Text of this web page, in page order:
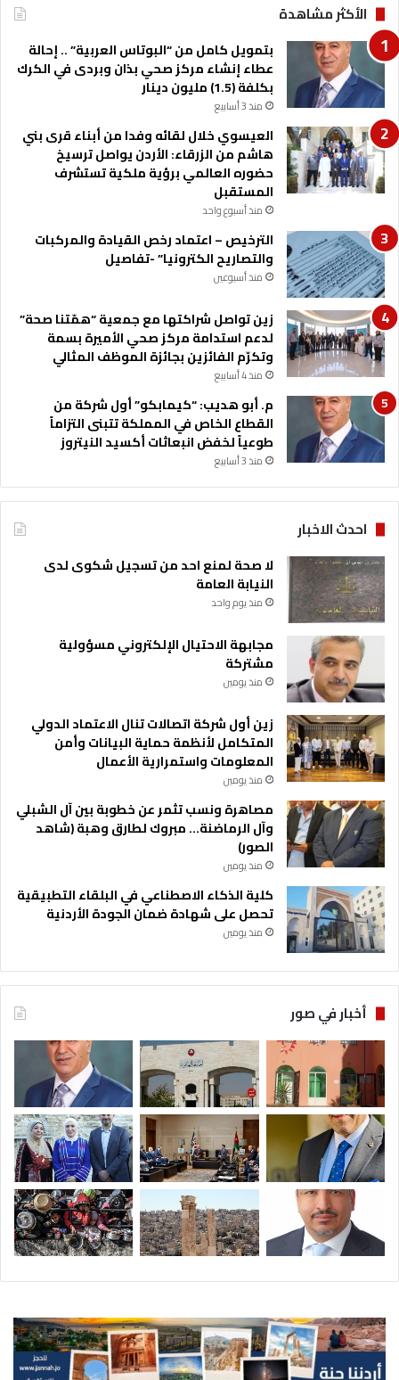
ل
ا
ق
ا
ت
ا
ل
ا
ق
ت
ا
د
ي
ة
و
ت
ف
ت
ح
آ
ف
ق
اً
و
ا
س
ع
ة
أ
م
ا
ق
ط
ا
ا
ل
د
و
ا
ل
أ
ر
د
ن
ي
الأكثر مشاهدة
بتمويل كامل من “البوتاس العربية” .. إحالة
عطاء إنشاء مركز صحي بذان وبردى في الكرك
بكلفة (1.5) مليون دينار
منذ 3 أسابيع
العيسوي خلال لقائه وفدا من أبناء قرى بني
هاشم من الزرقاء: الأردن يواصل ترسيخ
حضوره العالمي برؤية ملكية تستشرف
المستقبل
منذ أسبوع واحد
الترخيص – اعتماد رخص القيادة والمركبات
والتصاريح الكترونيا” -تفاصيل
منذ أسبوعين
زين تواصل شراكتها مع جمعية “همّتنا صحة”
لدعم استدامة مركز صحي الأميرة بسمة
وتكرّم الفائزين بجائزة الموظف المثالي
منذ 4 أسابيع
م. أبو هديب: “كيمابكو” أول شركة من
القطاع الخاص في المملكة تتبنى التزاماً
طوعياً لخفض انبعاثات أكسيد النيتروز
منذ 3 أسابيع
احدث الاخبار
لا صحة لمنع احد من تسجيل شكوى لدى
النيابة العامة
منذ يوم واحد
مجابهة الاحتيال الإلكتروني مسؤولية
مشتركة
منذ يومين
زين أول شركة اتصالات تنال الاعتماد الدولي
المتكامل لأنظمة حماية البيانات وأمن
المعلومات واستمرارية الأعمال
منذ يومين
مصاهرة ونسب تثمر عن خطوبة بين آل الشبلي
وآل الرماضنة… مبروك لطارق وهبة (شاهد
الصور)
منذ يومين
كلية الذكاء الاصطناعي في البلقاء التطبيقية
تحصل على شهادة ضمان الجودة الأردنية
منذ يومين
أخبار في صور